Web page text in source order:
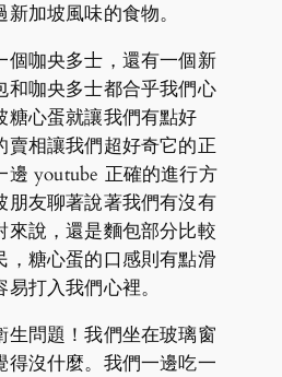
加坡風味的食物。
個咖央多士，還有一個新
和咖央多士都合乎我們心
糖心蛋就讓我們有點好
賣相讓我們超好奇它的正
邊 youtube 正確的進行方
朋友聊著說著我們有沒有
來說，還是麵包部分比較
，糖心蛋的口感則有點滑
打入我們心裡。
生問題！我們坐在玻璃窗
得沒什麼。我們一邊吃一